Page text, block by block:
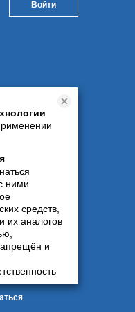
ними
средств,
их аналогов
и